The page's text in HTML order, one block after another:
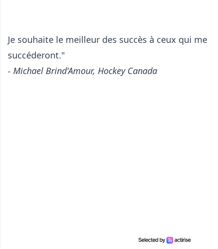
Je souhaite le meilleur des succès à ceux qui me
succéderont."
- Michael Brind'Amour, Hockey Canada